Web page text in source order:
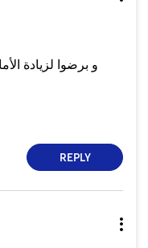
و برضوا لزيادة
REPLY